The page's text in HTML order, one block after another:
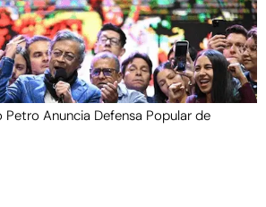
Anuncia Defensa Popular de